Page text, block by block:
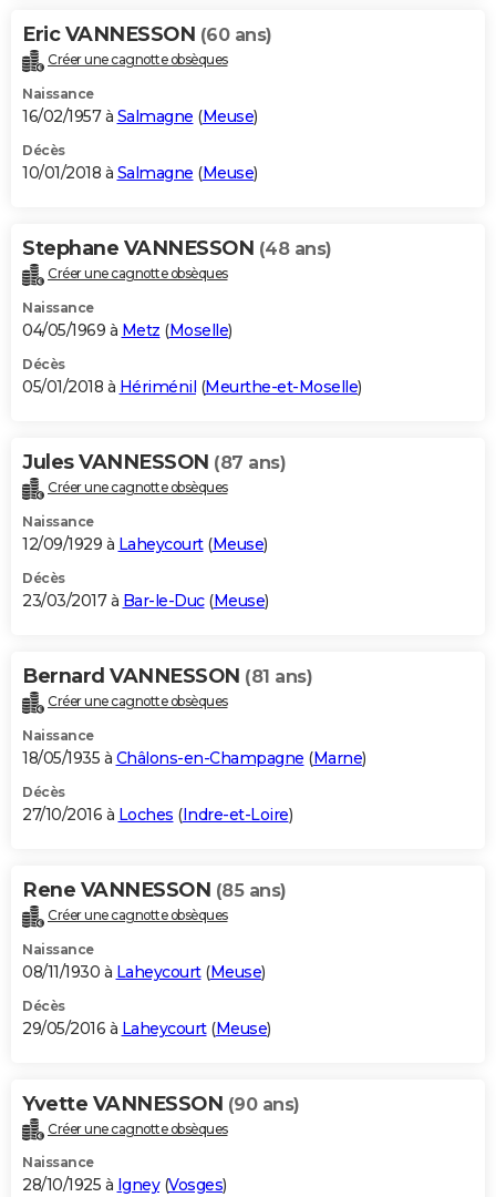
Eric VANNESSON (60 ans)
Créer une cagnotte obsèques
Naissance
16/02/1957 à Salmagne (Meuse)
Décès
10/01/2018 à Salmagne (Meuse)
Stephane VANNESSON (48 ans)
Créer une cagnotte obsèques
Naissance
04/05/1969 à Metz (Moselle)
Décès
05/01/2018 à Hériménil (Meurthe-et-Moselle)
Jules VANNESSON (87 ans)
Créer une cagnotte obsèques
Naissance
12/09/1929 à Laheycourt(Meuse)
Décès
23/03/2017 à Bar-le-Duc(Meuse)
Bernard VANNESSON (81 ans)
Créer une cagnotte obsèques
Naissance
18/05/1935 à Châlons-en-Champagne (Marne)
Décès
27/10/2016 à Loches (Indre-et-Loire)
Rene VANNESSON (85 ans)
Créer une cagnotte obsèques
Naissance
08/11/1930 à Laheycourt(Meuse)
Décès
29/05/2016 à Laheycourt(Meuse)
Yvette VANNESSON (90 ans)
Créer une cagnotte obsèques
Naissance
28/10/1925 à Igney(Vosges)